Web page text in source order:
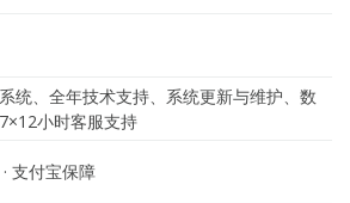
统、全年技术支持、系统更新与维护、数
小时客服支持
支付宝保障